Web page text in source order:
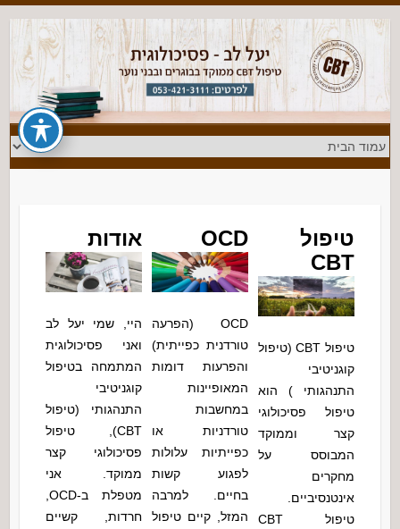
טיפול
CBT
טיפול CBT (טיפול
קוגניטיבי
התנהגותי ) הוא
טיפול פסיכולוגי
קצר וממוקד
המבוסס על
מחקרים
אינטנסיביים.
טיפול CBT
OCD
OCD (הפרעה
טורדנית כפייתית)
והפרעות דומות
המאופיינות
במחשבות
טורדניות או
כפייתיות עלולות
לפגוע קשות
בחיים. למרבה
המזל, קיים טיפול
אודות
היי, שמי יעל לב
ואני פסיכולוגית
המתמחה בטיפול
קוגניטיבי
התנהגותי (טיפול
CBT), טיפול
פסיכולוגי קצר
ממוקד. אני
מטפלת ב-OCD,
חרדות, קשיים